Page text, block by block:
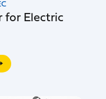
for Electric